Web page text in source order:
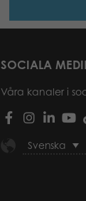
SOCIALA
Våra kanaler i
Svenska